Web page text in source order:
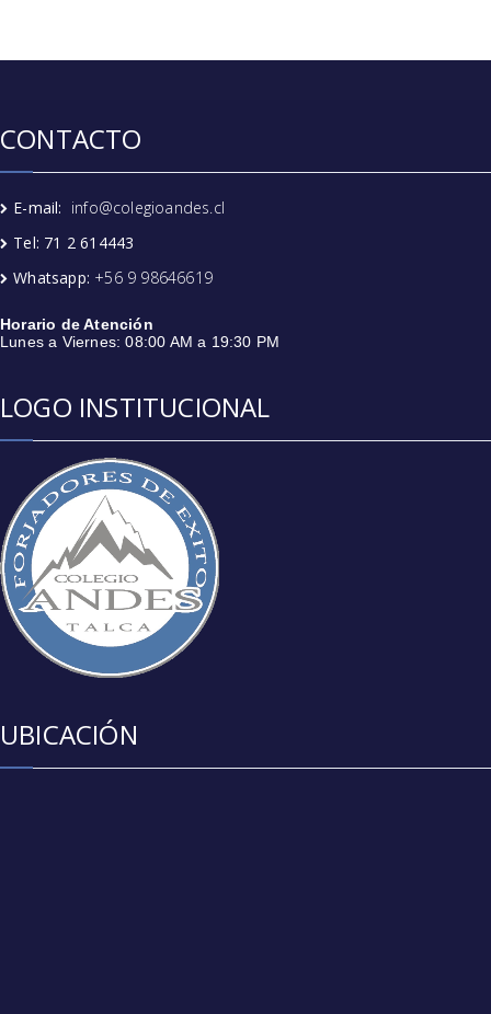
CONTACTO
E-mail: info@colegioandes.cl
Tel: 71 2 614443
Whatsapp: +56 9 98646619
Horario de Atención
Lunes a Viernes: 08:00 AM a 19:30 PM
LOGO INSTITUCIONAL
UBICACIÓN